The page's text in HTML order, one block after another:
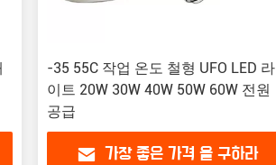
-35 55C 작업 온도 철형 UFO LED 라
이트 20W 30W 40W 50W 60W 전원
공급
가장 좋은 가격 을 구하라